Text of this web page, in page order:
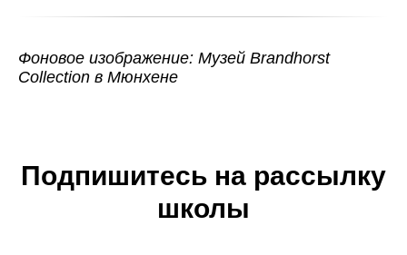
Фоновое изображение: Музей Brandhorst
Collection в Мюнхене
Подпишитесь на рассылку
школы